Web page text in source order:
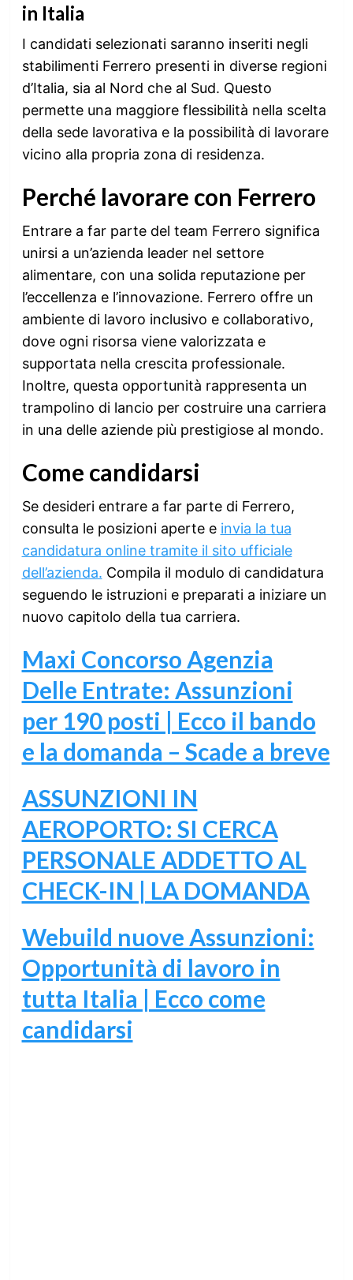
in Italia
I candidati selezionati saranno inseriti negli
stabilimenti Ferrero presenti in diverse regioni
d’Italia, sia al Nord che al Sud. Questo
permette una maggiore flessibilità nella scelta
della sede lavorativa e la possibilità di lavorare
vicino alla propria zona di residenza.
Perché lavorare con Ferrero
Entrare a far parte del team Ferrero significa
unirsi a un’azienda leader nel settore
alimentare, con una solida reputazione per
l’eccellenza e l’innovazione. Ferrero offre un
ambiente di lavoro inclusivo e collaborativo,
dove ogni risorsa viene valorizzata e
supportata nella crescita professionale.
Inoltre, questa opportunità rappresenta un
trampolino di lancio per costruire una carriera
in una delle aziende più prestigiose al mondo.
Come candidarsi
Se desideri entrare a far parte di Ferrero,
consulta le posizioni aperte e invia la tua
candidatura online tramite il sito ufficiale
dell’azienda. Compila il modulo di candidatura
seguendo le istruzioni e preparati a iniziare un
nuovo capitolo della tua carriera.
Maxi Concorso Agenzia
Delle Entrate: Assunzioni
per 190 posti | Ecco il bando
e la domanda – Scade a breve
ASSUNZIONI IN
AEROPORTO: SI CERCA
PERSONALE ADDETTO AL
CHECK-IN | LA DOMANDA
Webuild nuove Assunzioni:
Opportunità di lavoro in
tutta Italia | Ecco come
candidarsi